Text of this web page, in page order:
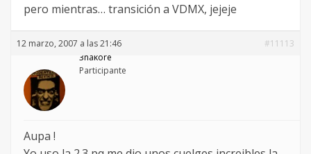
pero mientras… transición a VDMX, jejeje
12 marzo, 2007 a las 21:46
#11113
3ñakore
Participante
Aupa !